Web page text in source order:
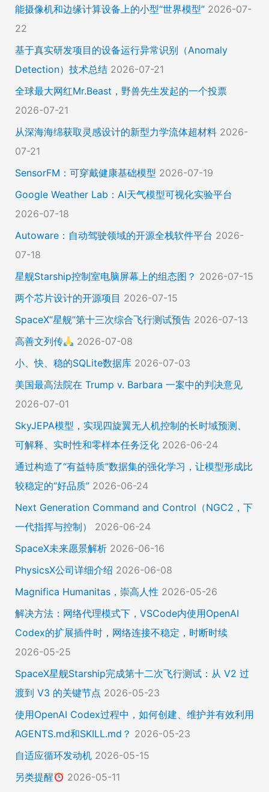
能摄像机和边缘计算设备上的小型“世界模型” 2026-07-
22
基于真实研发项目的设备运行异常识别（Anomaly
Detection）技术总结 2026-07-21
全球最大网红Mr.Beast，野兽先生发起的一个投票
2026-07-21
从深海海绵获取灵感设计的新型力学流体超材料 2026-
07-21
SensorFM：可穿戴健康基础模型 2026-07-19
Google Weather Lab：AI天气模型可视化实验平台
2026-07-18
Autoware：自动驾驶领域的开源全栈软件平台 2026-
07-18
星舰Starship控制室电脑屏幕上的组态图？ 2026-07-15
两个芯片设计的开源项目 2026-07-15
SpaceX“星舰”第十三次综合飞行测试预告 2026-07-13
高善文列传
2026-07-08
小、快、稳的SQLite数据库 2026-07-03
美国最高法院在 Trump v. Barbara 一案中的判决意见
2026-07-01
SkyJEPA模型，实现四旋翼无人机控制的长时域预测、
可解释、实时性和零样本任务泛化 2026-06-24
通过构造了“有益特质”数据集的强化学习，让模型形成比
较稳定的“好品质” 2026-06-24
Next Generation Command and Control（NGC2，下
一代指挥与控制）
2026-06-24
SpaceX未来愿景解析 2026-06-16
PhysicsX公司详细介绍 2026-06-08
Magnifica Humanitas，崇高人性 2026-05-26
解决方法：网络代理模式下，VSCode内使用OpenAI
Codex的扩展插件时，网络连接不稳定，时断时续
2026-05-25
SpaceX星舰Starship完成第十二次飞行测试：从 V2 过
渡到 V3 的关键节点 2026-05-23
使用OpenAI Codex过程中，如何创建、维护并有效利用
AGENTS.md和SKILL.md？ 2026-05-23
自适应循环发动机 2026-05-15
另类提醒
2026-05-11